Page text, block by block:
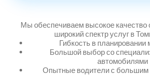
Мы обеспечиваем высокое качество
широкий спектр услуг в
Гибкость в
Большой выбор со
автомобилями
Опытные водители с большим